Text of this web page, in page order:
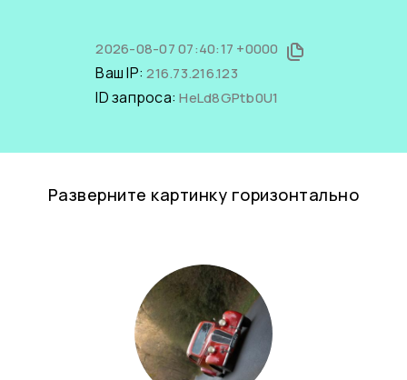
2026-08-07 07:40:17 +0000
Ваш IP:216.73.216.123
ID запроса:HeLd8GPtb0U1
Разверните картинку горизонтально